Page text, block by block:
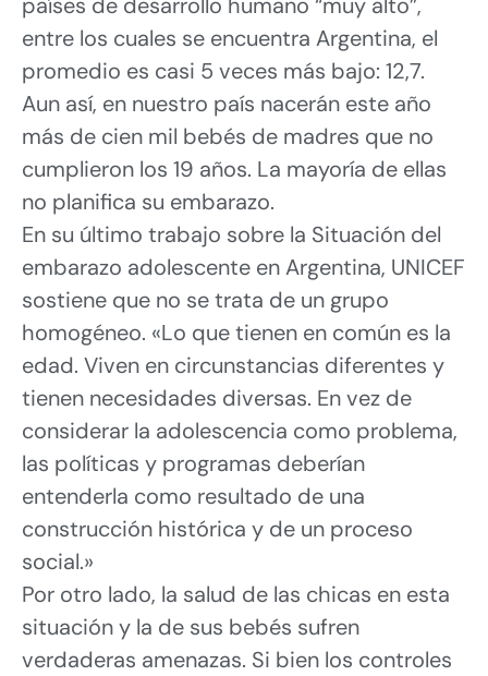
entre los cuales se encuentra Argentina, el
promedio es casi 5 veces más bajo: 12,7.
Aun así, en nuestro país nacerán este año
más de cien mil bebés de madres que no
cumplieron los 19 años. La mayoría de ellas
no planifica su embarazo.
En su último trabajo sobre la Situación del
embarazo adolescente en Argentina, UNICEF
sostiene que no se trata de un grupo
homogéneo. «Lo que tienen en común es la
edad. Viven en circunstancias diferentes y
tienen necesidades diversas. En vez de
considerar la adolescencia como problema,
las políticas y programas deberían
entenderla como resultado de una
construcción histórica y de un proceso
social.»
Por otro lado, la salud de las chicas en esta
situación y la de sus bebés sufren
verdaderas amenazas. Si bien los controles